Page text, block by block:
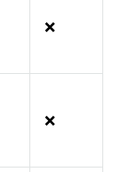
❌
❌